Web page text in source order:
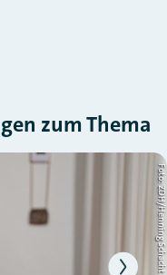
zum Thema
Foto: ZDH/Henning Schacht